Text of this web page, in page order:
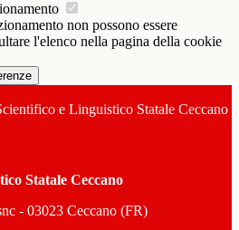
non possono essere
l'elenco nella pagina della cookie
e Linguistico Statale Ceccano
Statale Ceccano
- 03023 Ceccano (FR)